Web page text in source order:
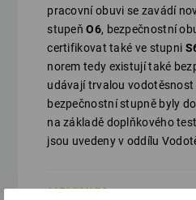
pracovní obuvi se zavádí
stupeňO6, bezpečnostní
certifikovat také ve stupni
norem tedy existují také
udávají trvalou
bezpečnostní stupně byly
na základě doplňkového
jsou uvedeny v oddílu